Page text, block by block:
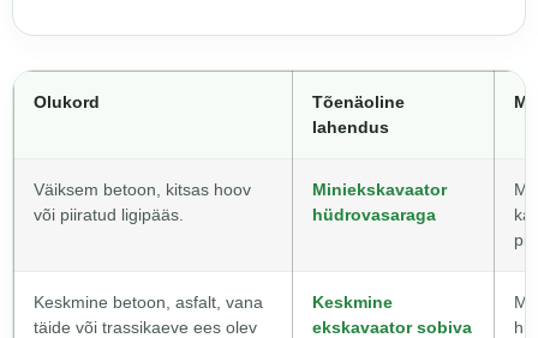
Olukord
Tõenäoline
lahendus
Väiksem betoon, kitsas hoov
või piiratud ligipääs.
Miniekskavaator
hüdrovasaraga
Keskmine betoon, asfalt, vana
täide või trassikaeve ees olev
Keskmine
ekskavaator sobiva